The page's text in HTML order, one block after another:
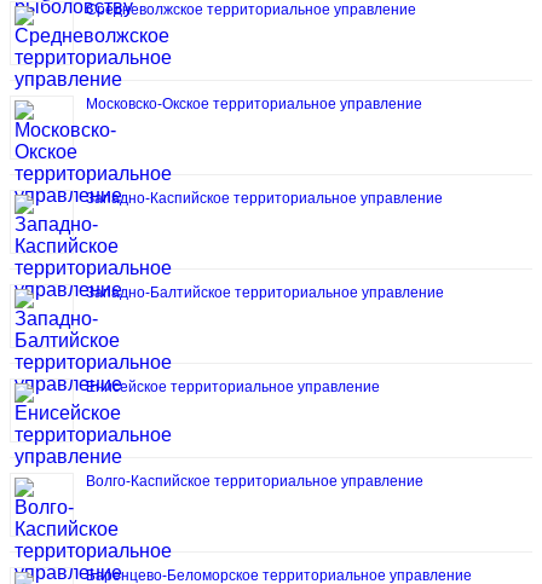
Средневолжское территориальное управление
Московско-Окское территориальное управление
Западно-Каспийское территориальное управление
Западно-Балтийское территориальное управление
Енисейское территориальное управление
Волго-Каспийское территориальное управление
Баренцево-Беломорское территориальное управление